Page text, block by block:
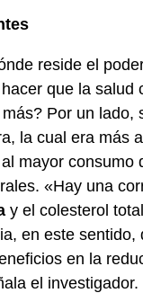
reside el
que la salud
Por un lado,
la cual era más
mayor consumo
«Hay una
y el colesterol
en este sentido,
en la
el investigador.